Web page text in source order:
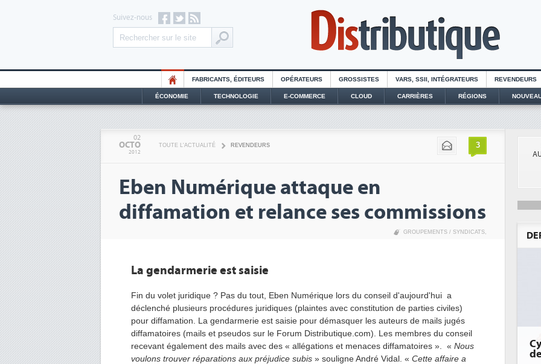
Suivez-nous
FABRICANTS, ÉDITEURS OPÉRATEURS GROSSISTES VARS, SSII, INTÉGRATEURS REVENDEURS
ÉCONOMIE TECHNOLOGIE E-COMMERCE CLOUD CARRIÈRES RÉGIONS
02
OCTO
2012
TOUTE L'ACTUALITÉ REVENDEURS 3
Eben Numérique attaque en
diffamation et relance ses commissions
GROUPEMENTS / SYNDICATS,
La gendarmerie est saisie
Fin du volet juridique ? Pas du tout, Eben Numérique lors du conseil d'aujourd'hui a
déclenché plusieurs procédures juridiques (plaintes avec constitution de parties civiles)
pour diffamation. La gendarmerie est saisie pour démasquer les auteurs de mails jugés
diffamatoires (mails et pseudos sur le Forum Distributique.com). Les membres du conseil
recevant également des mails avec des « allégations et menaces diffamatoires ». « Nous
voulons trouver réparations aux préjudice subis » souligne André Vidal. « Cette affaire a
Cybersécurité, le double visage
de l'IA